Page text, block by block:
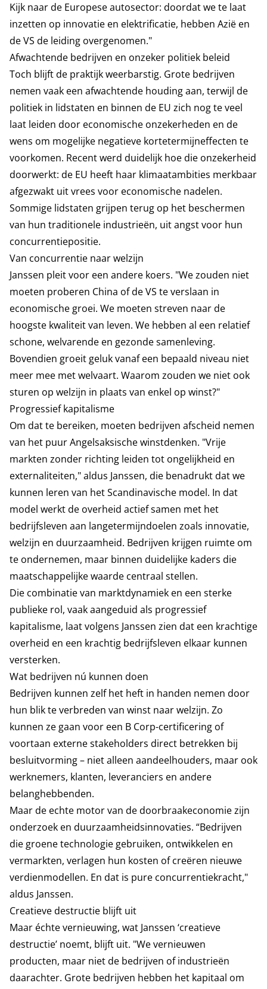
Kijk naar de Europese autosector: doordat we te laat
inzetten op innovatie en elektrificatie, hebben Azië en
de VS de leiding overgenomen."
Afwachtende bedrijven en onzeker politiek beleid
Toch blijft de praktijk weerbarstig. Grote bedrijven
nemen vaak een afwachtende houding aan, terwijl de
politiek in lidstaten en binnen de EU zich nog te veel
laat leiden door economische onzekerheden en de
wens om mogelijke negatieve kortetermijneffecten te
voorkomen. Recent werd duidelijk hoe die onzekerheid
doorwerkt: de EU heeft haar klimaatambities merkbaar
afgezwakt uit vrees voor economische nadelen.
Sommige lidstaten grijpen terug op het beschermen
van hun traditionele industrieën, uit angst voor hun
concurrentiepositie.
Van concurrentie naar welzijn
Janssen pleit voor een andere koers. "We zouden niet
moeten proberen China of de VS te verslaan in
economische groei. We moeten streven naar de
hoogste kwaliteit van leven. We hebben al een relatief
schone, welvarende en gezonde samenleving.
Bovendien groeit geluk vanaf een bepaald niveau niet
meer mee met welvaart. Waarom zouden we niet ook
sturen op welzijn in plaats van enkel op winst?"
Progressief kapitalisme
Om dat te bereiken, moeten bedrijven afscheid nemen
van het puur Angelsaksische winstdenken. "Vrije
markten zonder richting leiden tot ongelijkheid en
externaliteiten," aldus Janssen, die benadrukt dat we
kunnen leren van het Scandinavische model. In dat
model werkt de overheid actief samen met het
bedrijfsleven aan langetermijndoelen zoals innovatie,
welzijn en duurzaamheid. Bedrijven krijgen ruimte om
te ondernemen, maar binnen duidelijke kaders die
maatschappelijke waarde centraal stellen.
Die combinatie van marktdynamiek en een sterke
publieke rol, vaak aangeduid als progressief
kapitalisme, laat volgens Janssen zien dat een krachtige
overheid en een krachtig bedrijfsleven elkaar kunnen
versterken.
Wat bedrijven nú kunnen doen
Bedrijven kunnen zelf het heft in handen nemen door
hun blik te verbreden van winst naar welzijn. Zo
kunnen ze gaan voor een B Corp-certificering of
voortaan externe stakeholders direct betrekken bij
besluitvorming – niet alleen aandeelhouders, maar ook
werknemers, klanten, leveranciers en andere
belanghebbenden.
Maar de echte motor van de doorbraakeconomie zijn
onderzoek en duurzaamheidsinnovaties. “Bedrijven
die groene technologie gebruiken, ontwikkelen en
vermarkten, verlagen hun kosten of creëren nieuwe
verdienmodellen. En dat is pure concurrentiekracht,"
aldus Janssen.
Creatieve destructie blijft uit
Maar échte vernieuwing, wat Janssen ‘creatieve
destructie’ noemt, blijft uit. "We vernieuwen
producten, maar niet de bedrijven of industrieën
daarachter. Grote bedrijven hebben het kapitaal om